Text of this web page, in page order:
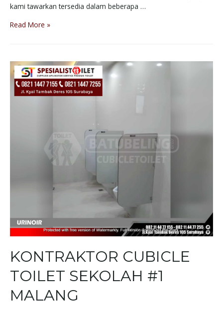
kami tawarkan tersedia dalam beberapa …
Read More »
KONTRAKTOR CUBICLE
TOILET SEKOLAH #1
MALANG